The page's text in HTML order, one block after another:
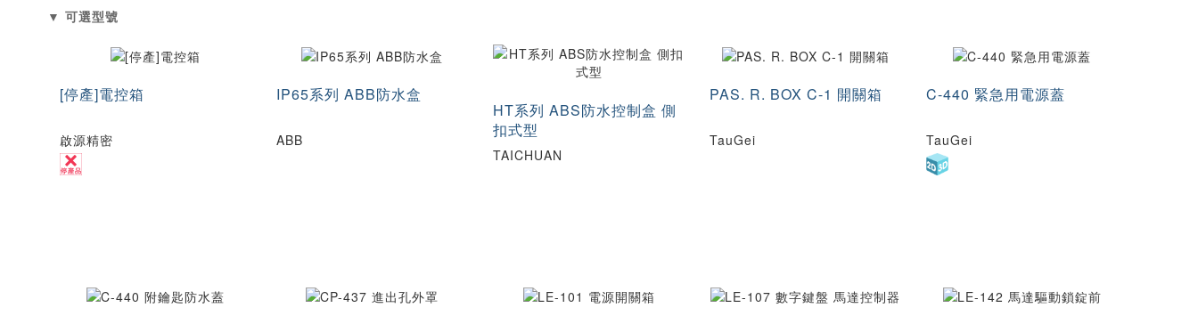
▼ 可選型號
[停產]電控箱
啟源精密
IP65系列 ABB防水盒
ABB
HT系列 ABS防水控制盒 側
扣式型
TAICHUAN
PAS. R. BOX C-1 開關箱
TauGei
C-440 緊急用電源蓋
TauGei